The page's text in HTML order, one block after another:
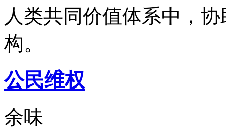
人类共同价值体系中，
构。
公民维权
余味